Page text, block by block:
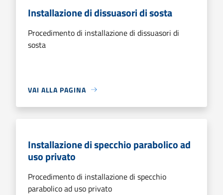
Installazione di dissuasori di sosta
Procedimento di installazione di dissuasori di
sosta
VAI ALLA PAGINA
Installazione di specchio parabolico ad
uso privato
Procedimento di installazione di specchio
parabolico ad uso privato